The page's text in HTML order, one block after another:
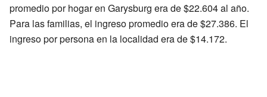
promedio por hogar en Garysburg era de $22.604 al año.
Para las familias, el ingreso promedio era de $27.386. El
ingreso por persona en la localidad era de $14.172.